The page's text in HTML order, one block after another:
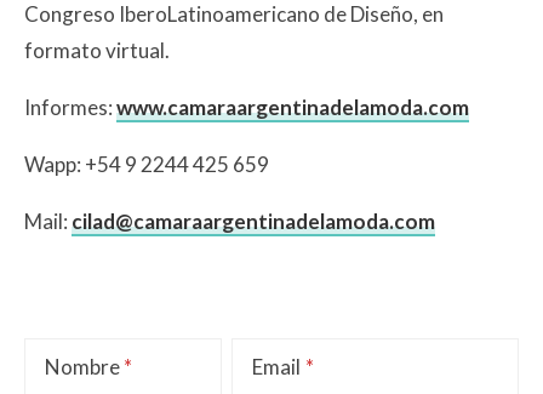
Congreso IberoLatinoamericano de Diseño, en
formato virtual.
Informes:www.camaraargentinadelamoda.com
Wapp: +54 9 2244 425 659
Mail:cilad@camaraargentinadelamoda.com
Nombre Email